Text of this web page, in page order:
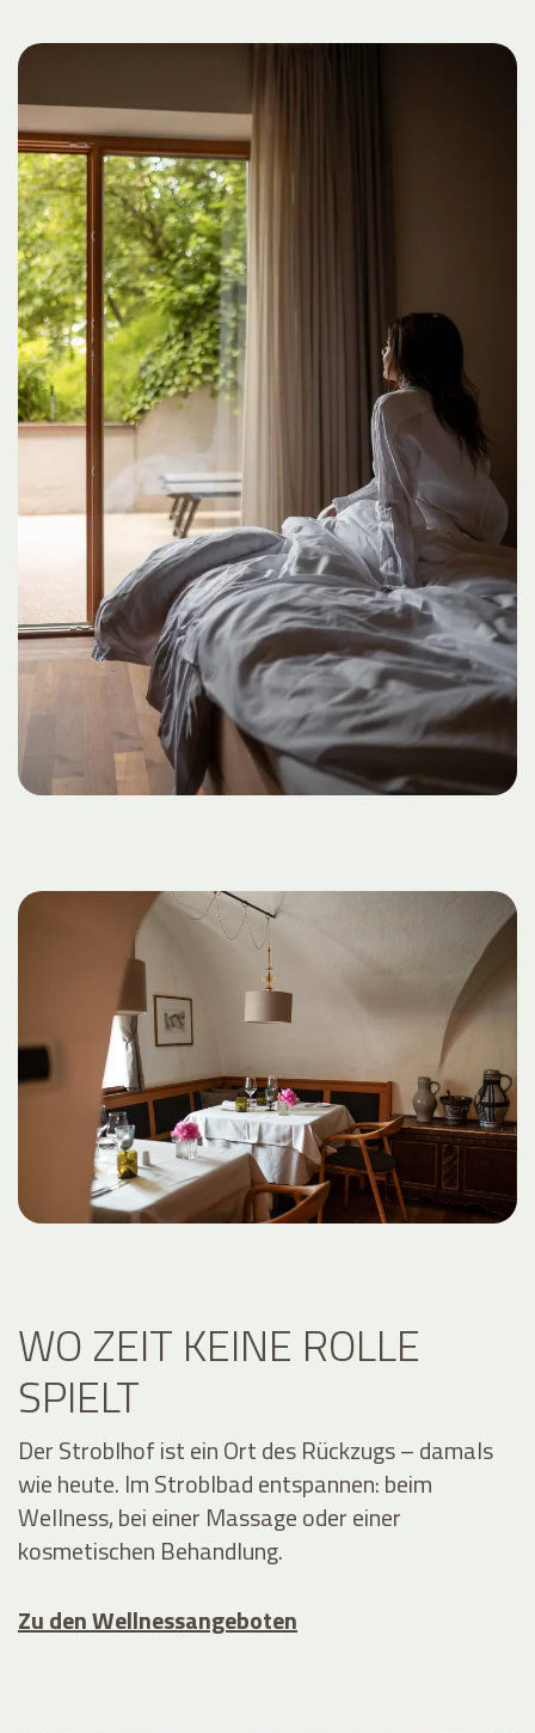
WO ZEIT KEINE ROLLE
SPIELT
Der Stroblhof ist ein Ort des Rückzugs – damals
wie heute. Im Stroblbad entspannen: beim
Wellness, bei einer Massage oder einer
kosmetischen Behandlung.
Zu den Wellnessangeboten